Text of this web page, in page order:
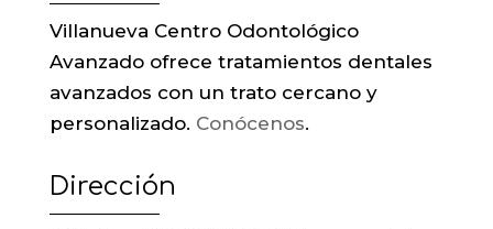
Villanueva Centro Odontológico
Avanzado ofrece tratamientos dentales
avanzados con un trato cercano y
personalizado. Conócenos.
Dirección